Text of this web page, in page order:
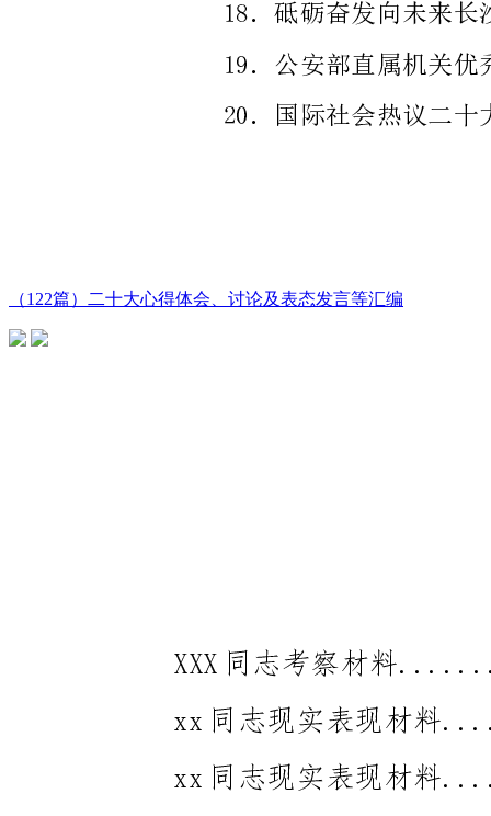
（122篇）二十大心得体会、讨论及表态发言等汇编